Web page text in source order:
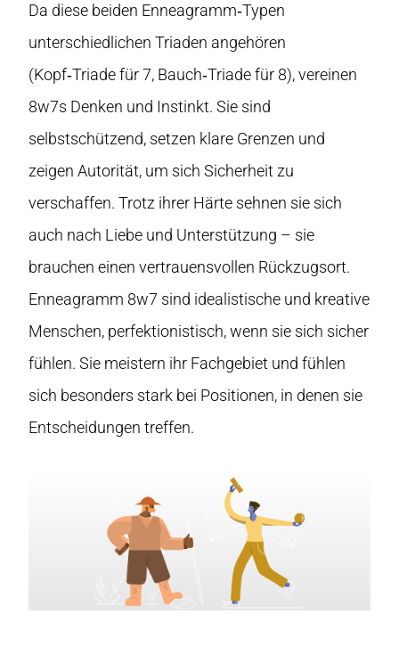
Da diese beiden Enneagramm‑Typen
unterschiedlichen Triaden angehören
(Kopf‑Triade für 7, Bauch‑Triade für 8), vereinen
8w7s Denken und Instinkt. Sie sind
selbstschützend, setzen klare Grenzen und
zeigen Autorität, um sich Sicherheit zu
verschaffen. Trotz ihrer Härte sehnen sie sich
auch nach Liebe und Unterstützung – sie
brauchen einen vertrauensvollen Rückzugsort.
Enneagramm 8w7 sind idealistische und kreative
Menschen, perfektionistisch, wenn sie sich sicher
fühlen. Sie meistern ihr Fachgebiet und fühlen
sich besonders stark bei Positionen, in denen sie
Entscheidungen treffen.